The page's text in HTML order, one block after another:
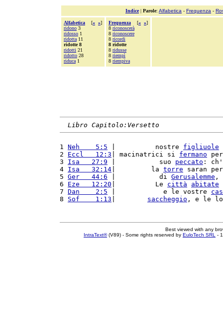
Indice| Parole: Alfabetica - Frequenza -
Alfabetica [« »]
ridono 3
ridosso 1
ridotta 11
ridotte 8
ridotti 21
ridotto 28
riduca 1
Frequenza [« »]
8 riconoscerà
8 riconoscere
8 ricordi
8 ridotte
8 ridusse
8 riempì
8 riempiva
Libro Capitolo:Versetto
1 Neh    5:5 |          nostre figliuole
2 Eccl   12:3 | macinatrici si fermano
3 Isa   27:9 |           suo peccato :
4 Isa   32:14 |         la torre saran
5 Ger   44:6 |           di Gerusalemme ,
6 Eze   12:20 |          Le città abitate
7 Dan    2:5 |            e le vostre
8 Sof    1:13 saccheggio , e le
Best viewed with any
IntraText®(V89) - Some rights reserved by EuloTech SRL -